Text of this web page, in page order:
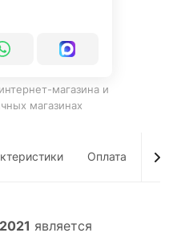
магазина и
магазинах
Оплата
является